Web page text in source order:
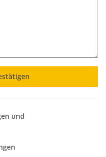
und